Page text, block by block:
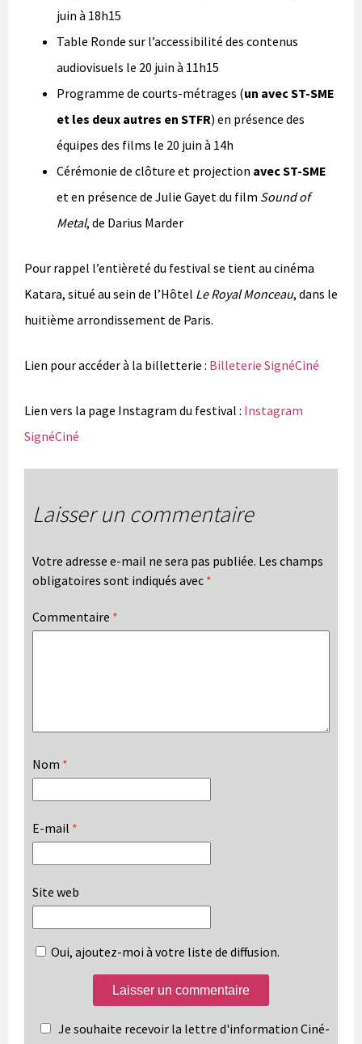
juin à 18h15
Table Ronde sur l’accessibilité des contenus
audiovisuels le 20 juin à 11h15
Programme de courts-métrages (un avec ST-SME
et les deux autres en STFR) en présence des
équipes des films le 20 juin à 14h
Cérémonie de clôture et projection avec ST-SME
et en présence de Julie Gayet du film Sound of
Metal, de Darius Marder
Pour rappel l’entièreté du festival se tient au cinéma
Katara, situé au sein de l’Hôtel Le Royal Monceau, dans le
huitième arrondissement de Paris.
Lien pour accéder à la billetterie : Billeterie SignéCiné
Lien vers la page Instagram du festival : Instagram
SignéCiné
Laisser un commentaire
Votre adresse e-mail ne sera pas publiée. Les champs
obligatoires sont indiqués avec *
Commentaire *
Nom *
E-mail *
Site web
Oui, ajoutez-moi à votre liste de diffusion.
Je souhaite recevoir la lettre d'information Ciné-